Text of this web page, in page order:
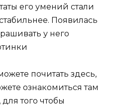
его умений стали
Появилась
у него
почитать здесь,
ознакомиться там
того чтобы